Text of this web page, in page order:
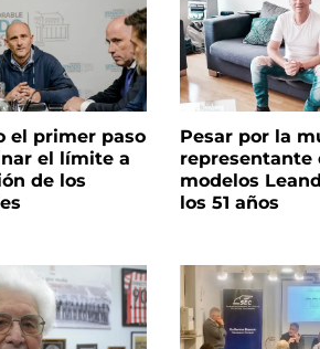
el primer paso
el límite a
de los
Pesar por la
representante
modelos
los 51 años